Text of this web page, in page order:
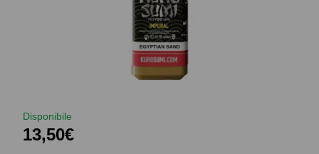
Disponibile
13,50€